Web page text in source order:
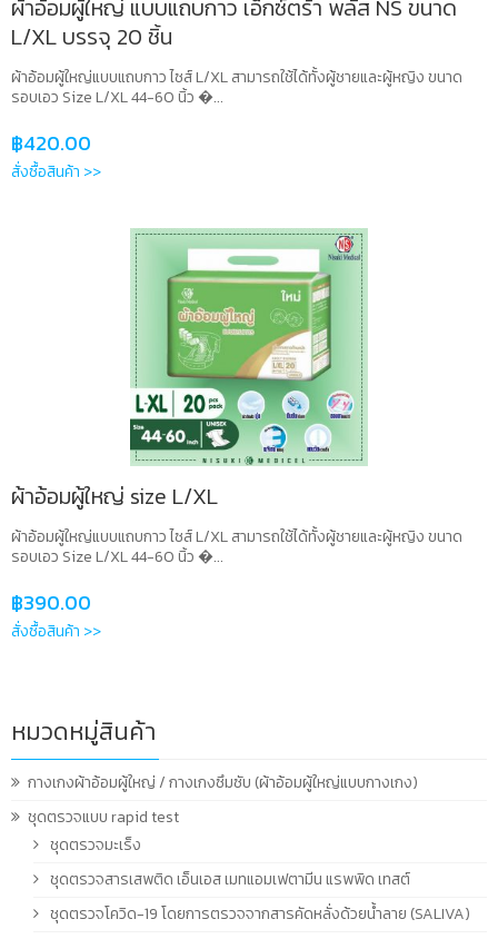
ผ้าอ้อมผู้ใหญ่ แบบแถบกาว เอ็กซ์ตร้า พลัส NS ขนาด
L/XL บรรจุ 20 ชิ้น
ผ้าอ้อมผู้ใหญ่แบบแถบกาว ไซส์ L/XL สามารถใช้ได้ทั้งผู้ชายและผู้หญิง ขนาด
รอบเอว Size L/XL 44-60 นิ้ว �...
฿420.00
สั่งซื้อสินค้า >>
ผ้าอ้อมผู้ใหญ่ size L/XL
ผ้าอ้อมผู้ใหญ่แบบแถบกาว ไซส์ L/XL สามารถใช้ได้ทั้งผู้ชายและผู้หญิง ขนาด
รอบเอว Size L/XL 44-60 นิ้ว �...
฿390.00
สั่งซื้อสินค้า >>
หมวดหมู่สินค้า
กางเกงผ้าอ้อมผู้ใหญ่ / กางเกงซึมซับ (ผ้าอ้อมผู้ใหญ่แบบกางเกง)
ชุดตรวจแบบ rapid test
ชุดตรวจมะเร็ง
ชุดตรวจสารเสพติด เอ็นเอส เมทแอมเฟตามีน แรพพิด เทสต์
ชุดตรวจโควิด-19 โดยการตรวจจากสารคัดหลั่งด้วยน้ำลาย (SALIVA)